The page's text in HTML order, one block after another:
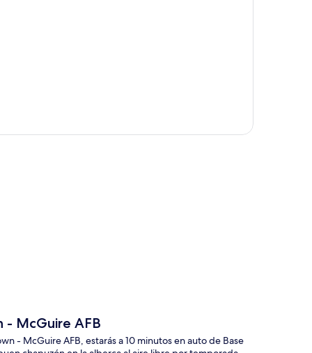
- McGuire AFB
- McGuire AFB, estarás a 10 minutos en auto de Base